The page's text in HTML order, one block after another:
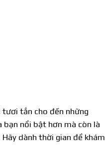
tắn cho đến những
bạn nổi bật hơn mà còn là
dành thời gian để khám